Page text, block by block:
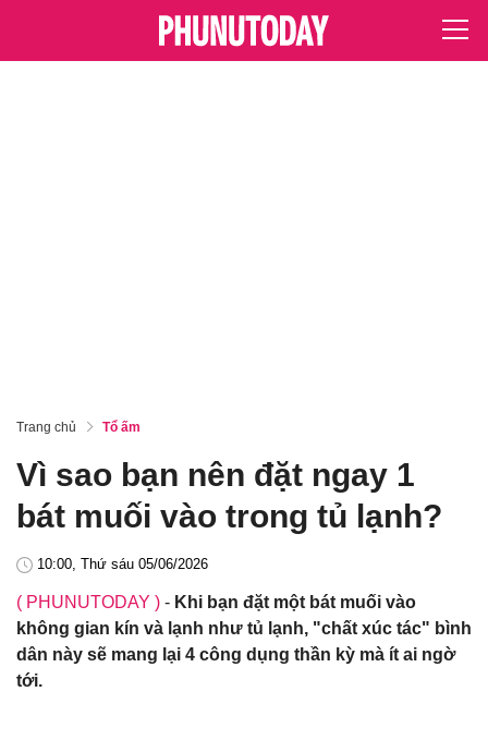
Trang chủ Tổ ấm
Vì sao bạn nên đặt ngay 1
bát muối vào trong tủ lạnh?
10:00, Thứ sáu 05/06/2026
( PHUNUTODAY ) - Khi bạn đặt một bát muối vào
không gian kín và lạnh như tủ lạnh, "chất xúc tác" bình
dân này sẽ mang lại 4 công dụng thần kỳ mà ít ai ngờ
tới.